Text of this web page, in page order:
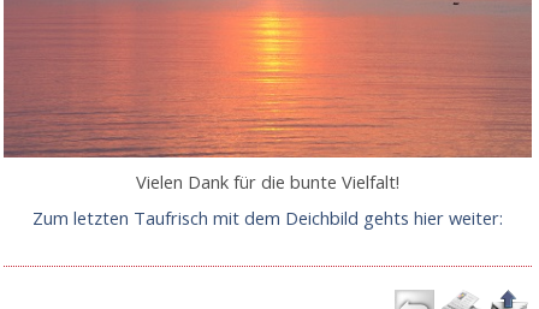
Vielen Dank für die bunte Vielfalt!
Zum letzten Taufrisch mit dem Deichbild gehts hier weiter: